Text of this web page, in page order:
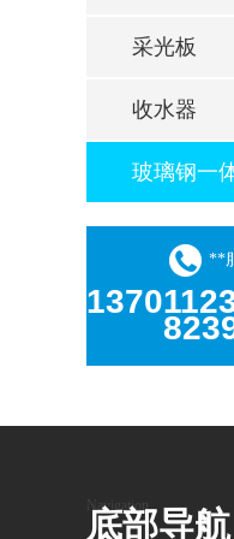
采光板
收水器
玻璃钢一
**
Navigation
底部导航